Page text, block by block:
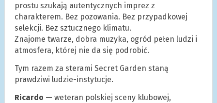
prostu szukają autentycznych imprez z
charakterem. Bez pozowania. Bez przypadkowej
selekcji. Bez sztucznego klimatu.
Znajome twarze, dobra muzyka, ogród pełen ludzi i
atmosfera, której nie da się podrobić.
Tym razem za sterami Secret Garden staną
prawdziwi ludzie-instytucje.
Ricardo — weteran polskiej sceny klubowej,